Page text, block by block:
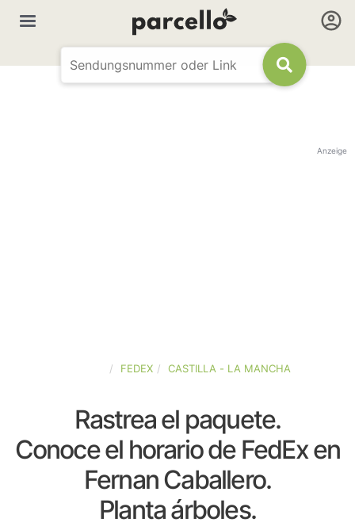
Anzeige
FEDEX CASTILLA - LA MANCHA
Rastrea el paquete.
Conoce el horario de FedEx en
Fernan Caballero.
Planta árboles.